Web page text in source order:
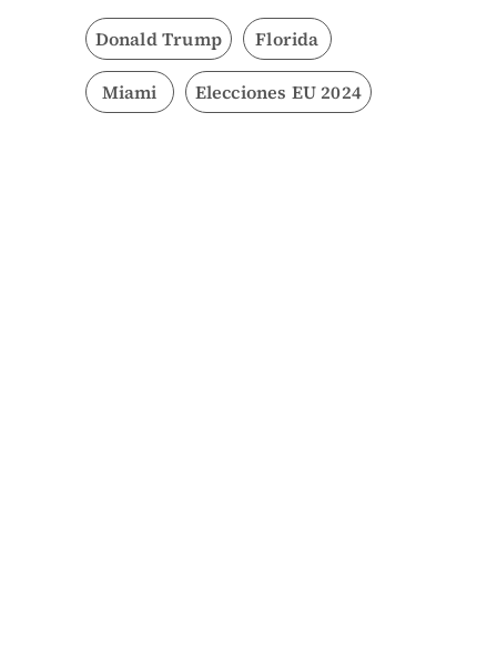
Donald Trump Florida
Miami Elecciones EU 2024